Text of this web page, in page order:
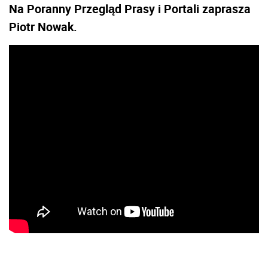
Na Poranny Przegląd Prasy i Portali zaprasza
Piotr Nowak.